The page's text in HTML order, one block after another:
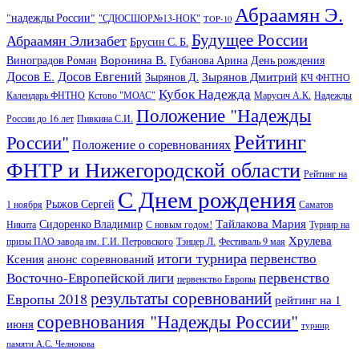
"надежды России" "СДЮСШОР№13-НОК" TOP-10 Абраамян Э.
Абраамян Элизабет Брусин С. Б. Будущее России
Виноградов Роман Воронина В. Губанова Арина День рождения
Досов Е. Досов Евгений Зырянов Д. Зырянов Дмитрий КЧ ФНТНО
Календарь ФНТНО Кстово "МОАС" Кубок Надежда Марусич А.К. Надежды
России до 16 лет Пивкина С.И. Положение "Надежды
России" Положение о соревнованияхРейтинг
ФНТР и Нижегородской области Рейтинг на
1 ноября Рыжов Сергей С Днем рождения Саматов
Никита Сидоренко Владимир С новым годом! Тайлакова Мария Турнир на
призы ПАО завода им. Г.И. Петровского Тэнцер Л. Фестиваль 9 мая Хрулева
Ксения анонс соревнований итоги турнирапервенство
Восточно-Европейской лиги первенство Европы первенство
Европы 2018 результаты соревнований рейтинг на 1
июня соревнования "Надежды России" турнир
памяти А.С. Челнокова